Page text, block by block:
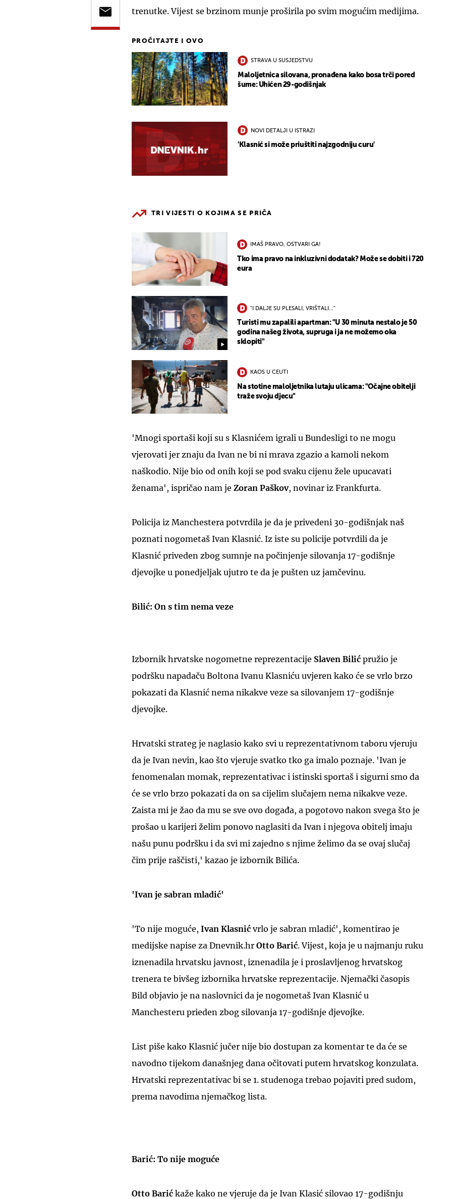
trenutke. Vijest se brzinom munje proširila po svim mogućim medijima.
PROČITAJTE I OVO
STRAVA U SUSJEDSTVU
Maloljetnica silovana, pronađena kako bosa trči pored
šume: Uhićen 29-godišnjak
NOVI DETALJI U ISTRAZI
'Klasnić si može priuštiti najzgodniju curu'
TRI VIJESTI O KOJIMA SE PRIČA
IMAŠ PRAVO, OSTVARI GA!
Tko ima pravo na inkluzivni dodatak? Može se dobiti i 720
eura
"I DALJE SU PLESALI, VRIŠTALI..."
Turisti mu zapalili apartman: "U 30 minuta nestalo je 50
godina našeg života, supruga i ja ne možemo oka
sklopiti"
KAOS U CEUTI
Na stotine maloljetnika lutaju ulicama: "Očajne obitelji
traže svoju djecu"
'Mnogi sportaši koji su s Klasnićem igrali u Bundesligi to ne mogu
vjerovati jer znaju da Ivan ne bi ni mrava zgazio a kamoli nekom
naškodio. Nije bio od onih koji se pod svaku cijenu žele upucavati
ženama', ispričao nam je Zoran Paškov, novinar iz Frankfurta.
Policija iz Manchestera potvrdila je da je privedeni 30-godišnjak naš
poznati nogometaš Ivan Klasnić. Iz iste su policije potvrdili da je
Klasnić priveden zbog sumnje na počinjenje silovanja 17-godišnje
djevojke u ponedjeljak ujutro te da je pušten uz jamčevinu.
Bilić: On s tim nema veze
Izbornik hrvatske nogometne reprezentacije Slaven Bilić pružio je
podršku napadaču Boltona Ivanu Klasniću uvjeren kako će se vrlo brzo
pokazati da Klasnić nema nikakve veze sa silovanjem 17-godišnje
djevojke.
Hrvatski strateg je naglasio kako svi u reprezentativnom taboru vjeruju
da je Ivan nevin, kao što vjeruje svatko tko ga imalo poznaje. 'Ivan je
fenomenalan momak, reprezentativac i istinski sportaš i sigurni smo da
će se vrlo brzo pokazati da on sa cijelim slučajem nema nikakve veze.
Zaista mi je žao da mu se sve ovo događa, a pogotovo nakon svega što je
prošao u karijeri želim ponovo naglasiti da Ivan i njegova obitelj imaju
našu punu podršku i da svi mi zajedno s njime želimo da se ovaj slučaj
čim prije raščisti,' kazao je izbornik Bilića.
'Ivan je sabran mladić'
'To nije moguće, Ivan Klasnić vrlo je sabran mladić', komentirao je
medijske napise za Dnevnik.hr Otto Barić. Vijest, koja je u najmanju ruku
iznenadila hrvatsku javnost, iznenadila je i proslavljenog hrvatskog
trenera te bivšeg izbornika hrvatske reprezentacije. Njemački časopis
Bild objavio je na naslovnici da je nogometaš Ivan Klasnić u
Manchesteru prieden zbog silovanja 17-godišnje djevojke.
List piše kako Klasnić jučer nije bio dostupan za komentar te da će se
navodno tijekom današnjeg dana očitovati putem hrvatskog konzulata.
Hrvatski reprezentativac bi se 1. studenoga trebao pojaviti pred sudom,
prema navodima njemačkog lista.
Barić: To nije moguće
Otto Barić kaže kako ne vjeruje da je Ivan Klasić silovao 17-godišnju